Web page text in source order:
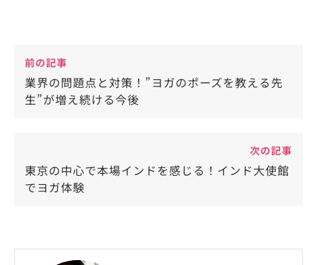
前の記事
業界の問題点と対策！”ヨガのポーズを教える先
生”が増え続ける今後
次の記事
東京の中心で本場インドを感じる！インド大使館
でヨガ体験